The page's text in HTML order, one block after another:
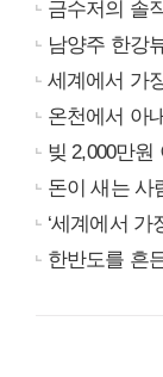
금수저의 솔
남양주 한강
세계에서 가
온천에서 아
빚 2,000만원
돈이 새는 사
‘세계에서
한반도를 흔